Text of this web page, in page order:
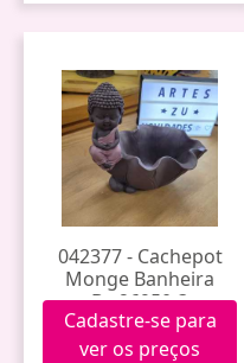
042377 - Cachepot
Monge Banheira
Bw26950-3
Cadastre-se para
ver os preços